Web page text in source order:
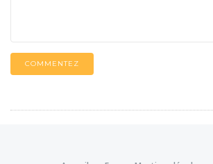
COMMENTEZ